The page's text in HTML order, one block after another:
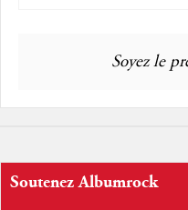
Soyez le
Soutenez Albumrock